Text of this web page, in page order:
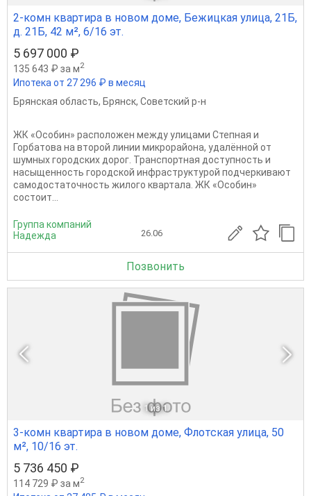
2-комн квартира в новом доме, Бежицкая улица, 21Б,
д. 21Б, 42 м², 6/16 эт.
5 697 000 ₽
135 643 ₽ за м2
Ипотека от 27 296 ₽ в месяц
Брянская область, Брянск, Советский р-н
ЖК «Особин» расположен между улицами Степная и
Горбатова на второй линии микрорайона, удалённой от
шумных городских дорог. Транспортная доступность и
насыщенность городской инфраструктурой подчеркивают
самодостаточность жилого квартала. ЖК «Особин»
состоит...
Группа компаний
Надежда
26.06
Позвонить
1 из 1
3-комн квартира в новом доме, Флотская улица, 50
м², 10/16 эт.
5 736 450 ₽
114 729 ₽ за м2